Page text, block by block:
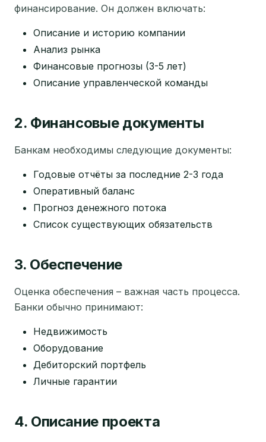
финансирование. Он должен включать:
Описание и историю компании
Анализ рынка
Финансовые прогнозы (3-5 лет)
Описание управленческой команды
2. Финансовые документы
Банкам необходимы следующие документы:
Годовые отчёты за последние 2-3 года
Оперативный баланс
Прогноз денежного потока
Список существующих обязательств
3. Обеспечение
Оценка обеспечения – важная часть процесса.
Банки обычно принимают:
Недвижимость
Оборудование
Дебиторский портфель
Личные гарантии
4. Описание проекта